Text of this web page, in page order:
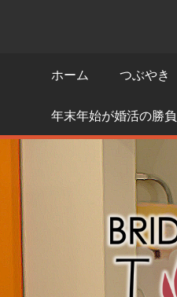
ホーム つぶやき
年末年始が婚活の勝